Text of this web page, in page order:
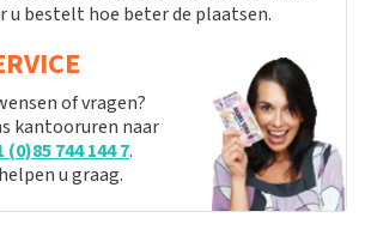
u bestelt hoe beter de plaatsen.
of vragen?
kantooruren naar
(0)85 744 144 7.
u graag.